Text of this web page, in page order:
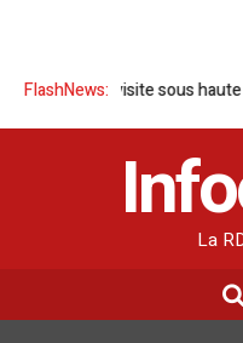
FlashNews:
une visite sous haute tension
La